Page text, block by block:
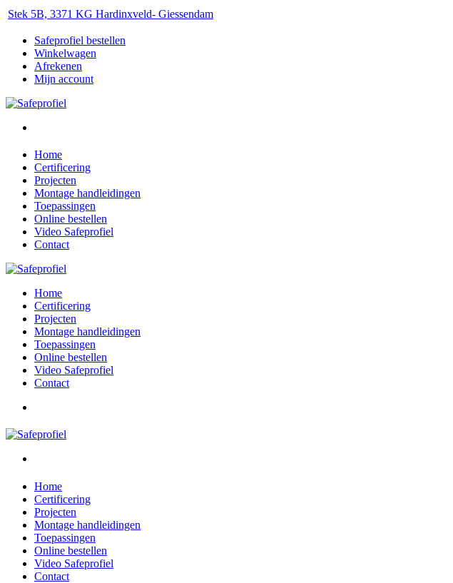
Stek 5B, 3371 KG Hardinxveld- Giessendam
Safeprofiel bestellen
Winkelwagen
Afrekenen
Mijn account
Home
Certificering
Projecten
Montage handleidingen
Toepassingen
Online bestellen
Video Safeprofiel
Contact
Home
Certificering
Projecten
Montage handleidingen
Toepassingen
Online bestellen
Video Safeprofiel
Contact
Home
Certificering
Projecten
Montage handleidingen
Toepassingen
Online bestellen
Video Safeprofiel
Contact